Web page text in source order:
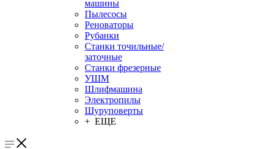
машины
Пылесосы
Реноваторы
Рубанки
Станки точильные/
заточные
Станки фрезерные
УШМ
Шлифмашина
Электропилы
Шуруповерты
+ ЕЩЕ